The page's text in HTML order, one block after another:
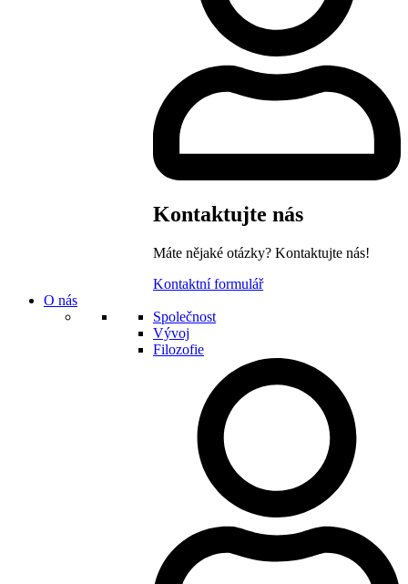
Kontaktujte nás
Máte nějaké otázky? Kontaktujte nás!
Kontaktní formulář
O nás
Společnost
Vývoj
Filozofie